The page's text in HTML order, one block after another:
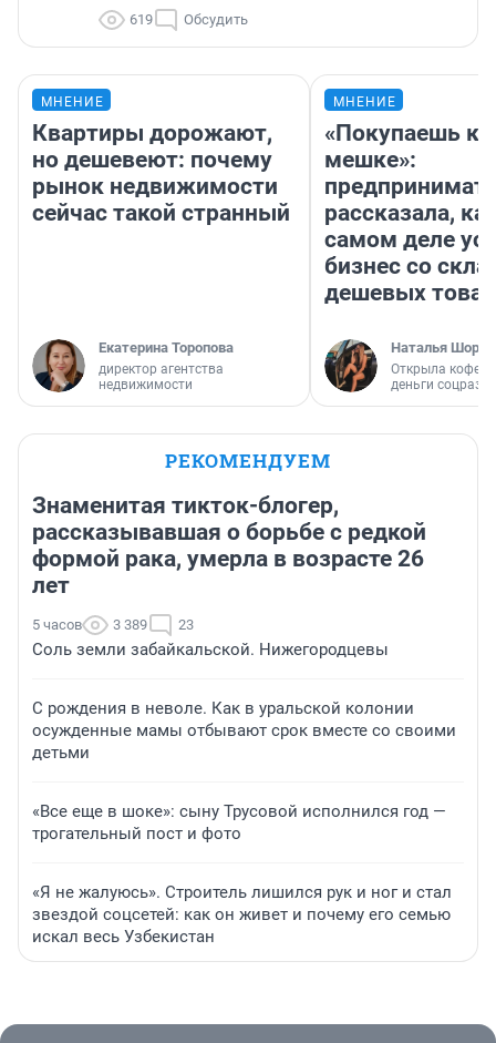
619 Обсудить
МНЕНИЕ
Квартиры дорожают,
но дешевеют: почему
рынок недвижимости
сейчас такой странный
Екатерина Торопова
директор агентства
недвижимости
МНЕНИЕ
«Покупаешь
мешке»:
рассказала,
самом деле
бизнес со
дешевых
Наталья
Открыла
деньги
РЕКОМЕНДУЕМ
Знаменитая тикток-блогер,
рассказывавшая о борьбе с редкой
формой рака, умерла в возрасте 26
лет
5 часов 3 389 23
Соль земли забайкальской. Нижегородцевы
С рождения в неволе. Как в уральской колонии
осужденные мамы отбывают срок вместе со своими
детьми
«Все еще в шоке»: сыну Трусовой исполнился год —
трогательный пост и фото
«Я не жалуюсь». Строитель лишился рук и ног и стал
звездой соцсетей: как он живет и почему его семью
искал весь Узбекистан